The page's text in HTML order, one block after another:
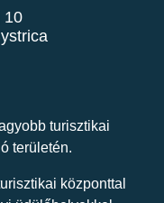
10
turisztikai
területén.
központtal